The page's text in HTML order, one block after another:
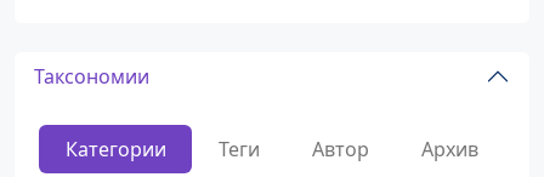
Таксономии
Категории Теги Автор Архив